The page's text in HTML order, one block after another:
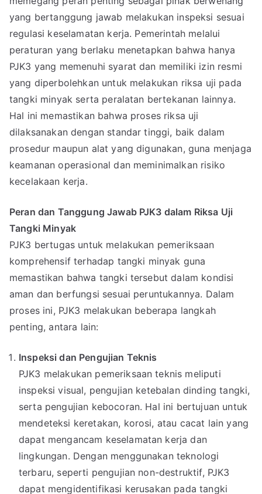
yang bertanggung jawab melakukan inspeksi sesuai
regulasi keselamatan kerja. Pemerintah melalui
peraturan yang berlaku menetapkan bahwa hanya
PJK3 yang memenuhi syarat dan memiliki izin resmi
yang diperbolehkan untuk melakukan riksa uji pada
tangki minyak serta peralatan bertekanan lainnya.
Hal ini memastikan bahwa proses riksa uji
dilaksanakan dengan standar tinggi, baik dalam
prosedur maupun alat yang digunakan, guna menjaga
keamanan operasional dan meminimalkan risiko
kecelakaan kerja.
Peran dan Tanggung Jawab PJK3 dalam Riksa Uji
Tangki Minyak
PJK3 bertugas untuk melakukan pemeriksaan
komprehensif terhadap tangki minyak guna
memastikan bahwa tangki tersebut dalam kondisi
aman dan berfungsi sesuai peruntukannya. Dalam
proses ini, PJK3 melakukan beberapa langkah
penting, antara lain:
Inspeksi dan Pengujian Teknis
PJK3 melakukan pemeriksaan teknis meliputi
inspeksi visual, pengujian ketebalan dinding tangki,
serta pengujian kebocoran. Hal ini bertujuan untuk
mendeteksi keretakan, korosi, atau cacat lain yang
dapat mengancam keselamatan kerja dan
lingkungan. Dengan menggunakan teknologi
terbaru, seperti pengujian non-destruktif, PJK3
dapat mengidentifikasi kerusakan pada tangki